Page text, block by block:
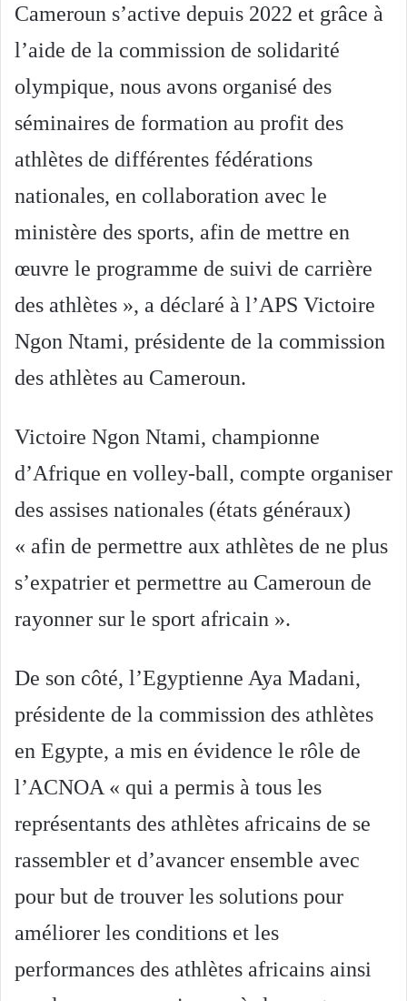
Cameroun s’active depuis 2022 et grâce à
l’aide de la commission de solidarité
olympique, nous avons organisé des
séminaires de formation au profit des
athlètes de différentes fédérations
nationales, en collaboration avec le
ministère des sports, afin de mettre en
œuvre le programme de suivi de carrière
des athlètes », a déclaré à l’APS Victoire
Ngon Ntami, présidente de la commission
des athlètes au Cameroun.
Victoire Ngon Ntami, championne
d’Afrique en volley-ball, compte organiser
des assises nationales (états généraux)
« afin de permettre aux athlètes de ne plus
s’expatrier et permettre au Cameroun de
rayonner sur le sport africain ».
De son côté, l’Egyptienne Aya Madani,
présidente de la commission des athlètes
en Egypte, a mis en évidence le rôle de
l’ACNOA « qui a permis à tous les
représentants des athlètes africains de se
rassembler et d’avancer ensemble avec
pour but de trouver les solutions pour
améliorer les conditions et les
performances des athlètes africains ainsi